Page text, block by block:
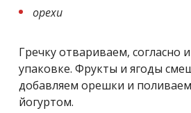
орехи
Гречку отвариваем, согласно
упаковке. Фрукты и ягоды
добавляем орешки и
йогуртом.